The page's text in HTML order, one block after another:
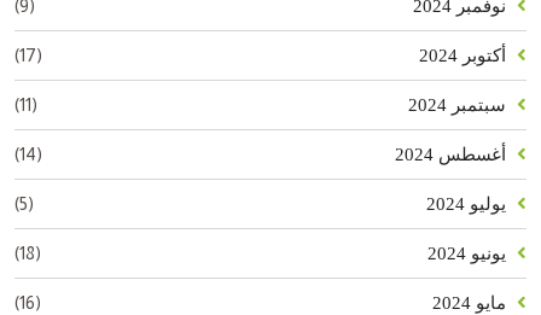
نوفمبر 2024 (9)
أكتوبر 2024 (17)
سبتمبر 2024 (11)
أغسطس 2024 (14)
يوليو 2024 (5)
يونيو 2024 (18)
مايو 2024 (16)